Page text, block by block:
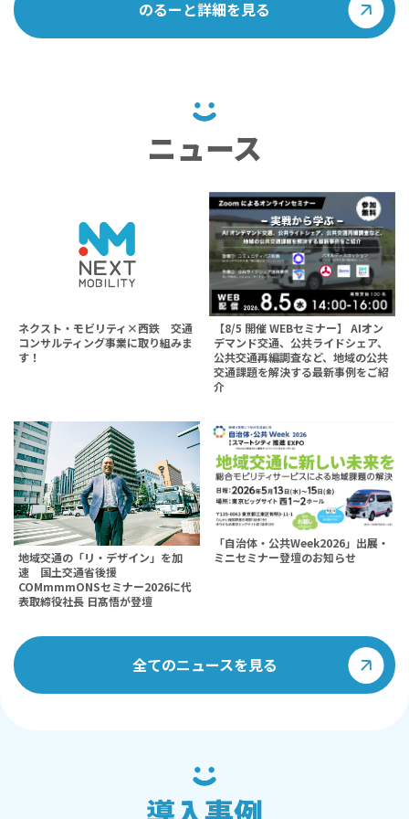
のるーと詳細を見る
ニュース
ネクスト・モビリティ×西鉄 交通
コンサルティング事業に取り組みま
す！
【8/5 開催 WEBセミナー】 AIオン
デマンド交通、公共ライドシェア、
公共交通再編調査など、地域の公共
交通課題を解決する最新事例をご紹
介
地域交通の「リ・デザイン」を加
速 国土交通省後援
COMmmmONSセミナー2026に代
表取締役社長 日髙悟が登壇
「自治体・公共Week2026」出展・
ミニセミナー登壇のお知らせ
全てのニュースを見る